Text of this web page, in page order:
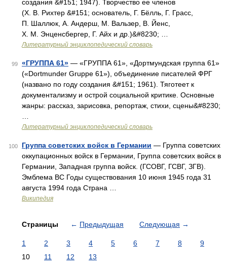
создания &#151; 1947). Творчество ее членов
(Х. В. Рихтер &#151; основатель, Г. Бёлль, Г. Грасс,
П. Шаллюк, А. Андерш, М. Вальзер, В. Йенс,
Х. М. Энценсбергер, Г. Айх и др.)&#8230; …
Литературный энциклопедический словарь
99 «ГРУППА 61» — «ГРУППА 61», «Дортмундская группа 61»
(«Dortmunder Gruppe 61»), объединение писателей ФРГ
(названо по году создания &#151; 1961). Тяготеет к
документализму и острой социальной критике. Основные
жанры: рассказ, зарисовка, репортаж, стихи, сцены&#8230;
Литературный энциклопедический словарь
100 Группа советских войск в Германии — Группа советских
оккупационных войск в Германии, Группа советских войск в
Германии, Западная группа войск. (ГСОВГ, ГСВГ, ЗГВ).
Эмблема ВС Годы существования 10 июня 1945 года 31
августа 1994 года Страна …
Википедия
Страницы ← Предыдущая Следующая →
1 2 3 4 5 6 7 8
9
10
11 12 13